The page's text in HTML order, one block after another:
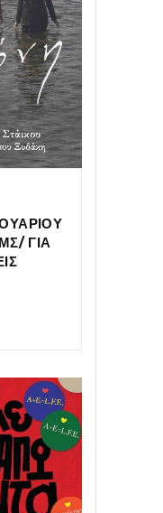
ΓΙΑ